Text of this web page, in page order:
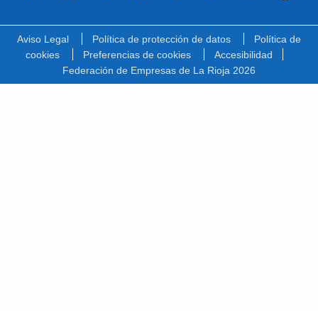
Aviso Legal Política de protección de datos
Política de
cookies
Preferencias de cookies
Accesibilidad
Federación de Empresas de La Rioja 2026